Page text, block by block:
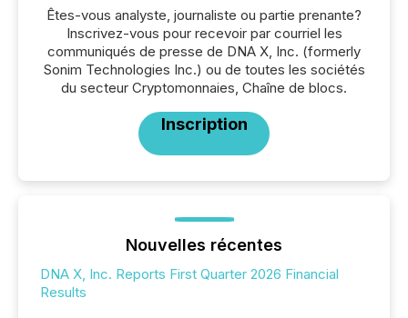
Êtes-vous analyste, journaliste ou partie prenante?
Inscrivez-vous pour recevoir par courriel les
communiqués de presse de DNA X, Inc. (formerly
Sonim Technologies Inc.) ou de toutes les sociétés
du secteur Cryptomonnaies, Chaîne de blocs.
Inscription
Nouvelles récentes
DNA X, Inc. Reports First Quarter 2026 Financial
Results